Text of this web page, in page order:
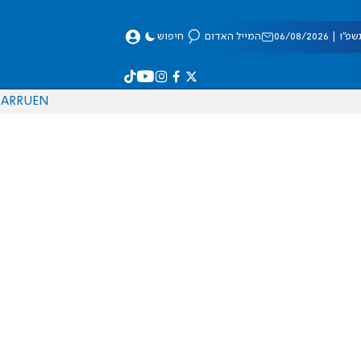
08/2026 המייל האדום חיפוש
EN
RU
AR